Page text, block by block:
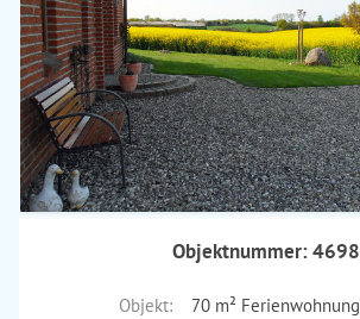
Objektnummer: 4698
Objekt:
70 m² Ferienwohnung